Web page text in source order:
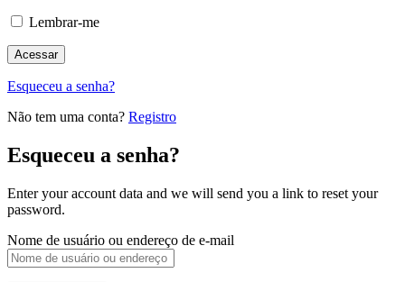
Lembrar-me
Esqueceu a senha?
Não tem uma conta? Registro
Esqueceu a senha?
Enter your account data and we will send you a link to reset your
password.
Nome de usuário ou endereço de e-mail